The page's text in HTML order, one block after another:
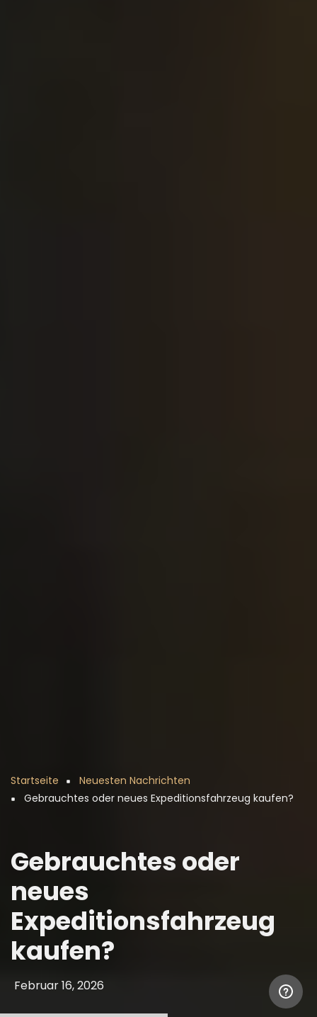
Pfadnavigation
Startseite
Neuesten Nachrichten
Gebrauchtes oder neues Expeditionsfahrzeug kaufen?
Gebrauchtes oder
neues
Expeditionsfahrzeug
kaufen?
Februar 16, 2026